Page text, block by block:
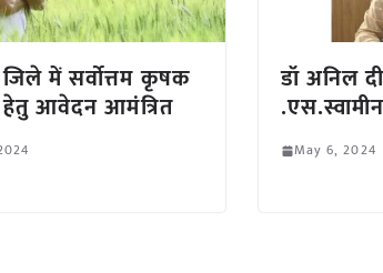
में सर्वोत्तम कृषक
हेतु आवेदन आमंत्रित
डॉ अनिल
May 6, 2024